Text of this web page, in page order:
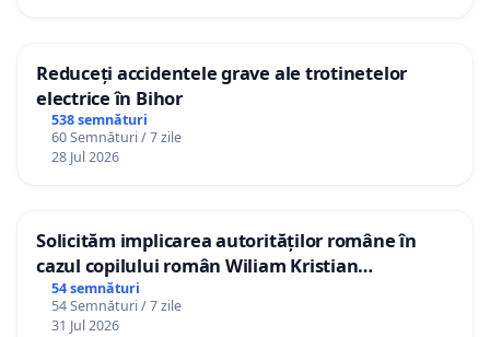
Reduceți accidentele grave ale trotinetelor
electrice în Bihor
538 semnături
60 Semnături / 7 zile
28 Jul 2026
Solicităm implicarea autorităților române în
cazul copilului român Wiliam Kristian
Gheorghe, aflat în plasament în Danemarca de
12 ani
54 semnături
54 Semnături / 7 zile
31 Jul 2026